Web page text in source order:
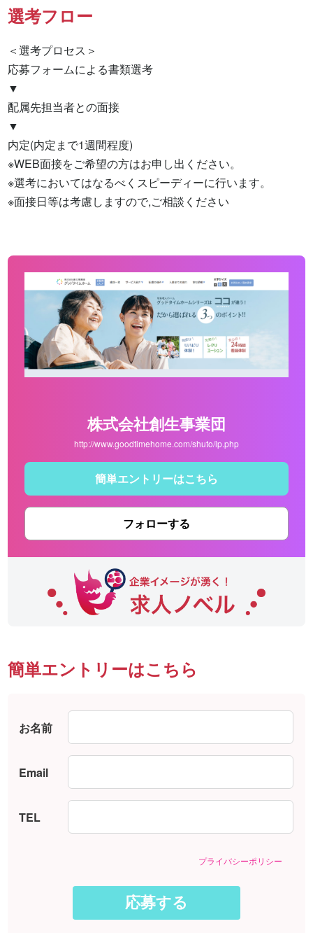
選考フロー
＜選考プロセス＞
応募フォームによる書類選考
▼
配属先担当者との面接
▼
内定(内定まで1週間程度)
※WEB面接をご希望の方はお申し出ください。
※選考においてはなるべくスピーディーに行います。
※面接日等は考慮しますので,ご相談ください
株式会社創生事業団
http://www.goodtimehome.com/shuto/lp.php
簡単エントリーはこちら
フォローする
簡単エントリーはこちら
お名前
Email
TEL
プライバシーポリシー